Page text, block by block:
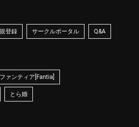
登録 サークルポータル Q&A
ファンティア[Fantia]
とら婚